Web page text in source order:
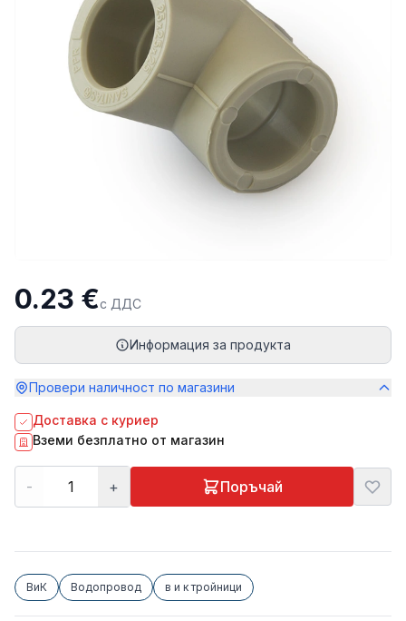
0.23 €с ДДС
Информация за продукта
Провери наличност по магазини
Доставка с куриер
Вземи безплатно от магазин
- + Поръчай
ВиК Водопровод в и к тройници